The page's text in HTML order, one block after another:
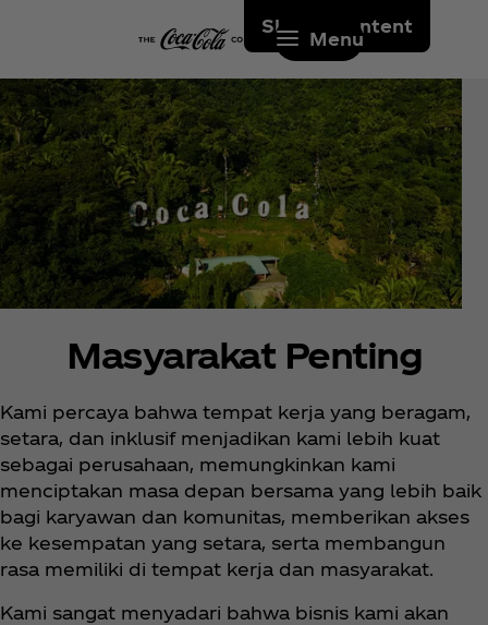
Skip to content
Menu
Masyarakat Penting
Kami percaya bahwa tempat kerja yang beragam,
setara, dan inklusif menjadikan kami lebih kuat
sebagai perusahaan, memungkinkan kami
menciptakan masa depan bersama yang lebih baik
bagi karyawan dan komunitas, memberikan akses
ke kesempatan yang setara, serta membangun
rasa memiliki di tempat kerja dan masyarakat.
Kami sangat menyadari bahwa bisnis kami akan